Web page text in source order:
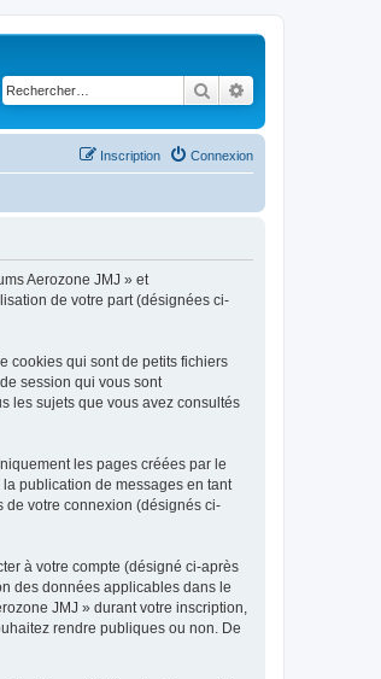
Rechercher
Connexion
Inscription
Aerozone JMJ » et
de votre part (désignées ci-
cookies qui sont de petits fichiers
session qui vous sont
les sujets que vous avez consultés
les pages créées par le
publication de messages en tant
de votre connexion (désignés ci-
à votre compte (désigné ci-après
des données applicables dans le
JMJ » durant votre inscription,
rendre publiques ou non. De